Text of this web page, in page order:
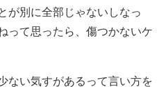
が別に全部じゃないしなっ
って思ったら、傷つかないケ
ない気すがあるって言い方を